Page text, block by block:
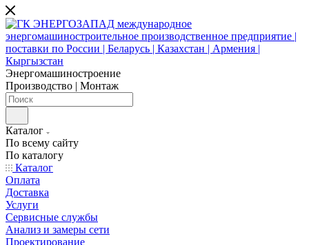
Энергомашиностроение
Производство | Монтаж
Каталог
По всему сайту
По каталогу
Каталог
Оплата
Доставка
Услуги
Сервисные службы
Анализ и замеры сети
Проектирование